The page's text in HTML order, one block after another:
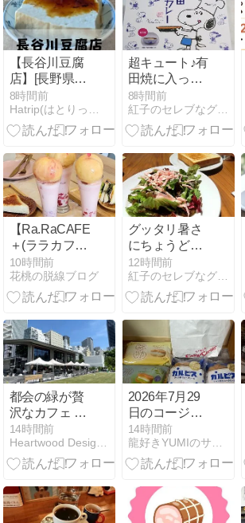
【長谷川豆腐
店】[長野県上
田市] 別所温泉
駅から徒歩5
分！昔ながら
腐と青豆豆腐
の老舗！営業
時間・定休
日・メニュー
など(^o^)
8時間前
超キュート♪有
田焼に入った
スパイスしっ
かりな焼きカ
レー＠有田テ
8時間前
紅子のセレブなグルメ日記
【Ra.RaCAFE
＋(ララカフ
ェ)】期間限定
～桃モーニン
グ in 愛知(一
10時間前
花桃の脱線ブログ
グッタリ暑さ
にちょうどい
い♪ハムたっぷ
りのサラダラ
ンチ＠ＣＥＮ
12時間前
紅子のセレブなグルメ日記
都会の緑が贅
沢なカフェ -
RACINES
FARM TO
PARK 池袋- /
＃603
14時間前
Heartwood Design Stand.
2026年7月29
日のコージー
コーナー～～
♪(*^▽^*)
14時間前
龍好きYUMIのサイト（アメーバ ブログ編）